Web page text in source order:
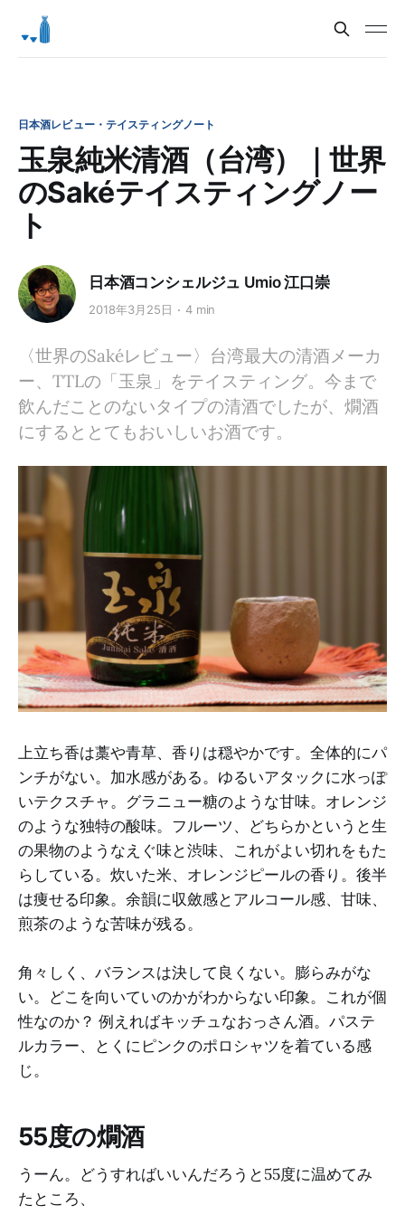
日本酒レビュー・テイスティングノート
玉泉純米清酒（台湾）｜世界
のSakéテイスティングノー
ト
日本酒コンシェルジュ Umio 江口崇
2018年3月25日 4 min
〈世界のSakéレビュー〉台湾最大の清酒メーカ
ー、TTLの「玉泉」をテイスティング。今まで
飲んだことのないタイプの清酒でしたが、燗酒
にするととてもおいしいお酒です。
上立ち香は藁や青草、香りは穏やかです。全体的にパ
ンチがない。加水感がある。ゆるいアタックに水っぽ
いテクスチャ。グラニュー糖のような甘味。オレンジ
のような独特の酸味。フルーツ、どちらかというと生
の果物のようなえぐ味と渋味、これがよい切れをもた
らしている。炊いた米、オレンジピールの香り。後半
は痩せる印象。余韻に収斂感とアルコール感、甘味、
煎茶のような苦味が残る。
角々しく、バランスは決して良くない。膨らみがな
い。どこを向いていのかがわからない印象。これが個
性なのか？ 例えればキッチュなおっさん酒。パステ
ルカラー、とくにピンクのポロシャツを着ている感
じ。
55度の燗酒
うーん。どうすればいいんだろうと55度に温めてみ
たところ、